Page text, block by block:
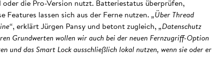
die Pro-Version nutzt. Batteriestatus überprüfen,
lassen sich aus der Ferne nutzen. „Über Thread
, erklärt Jürgen Pansy und betont zugleich, „Datenschutz
Grundwerten wollen wir auch bei der neuen Fernzugriff-Option
und das Smart Lock ausschließlich lokal nutzen, wenn sie oder er